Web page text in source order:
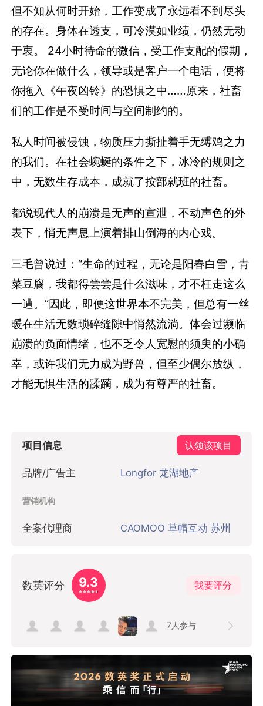
但不知从何时开始，工作变成了永远看不到尽头
的存在。身体在透支，可冷漠如业绩，仍然无动
于衷。 24小时待命的微信，受工作支配的假期，
无论你在做什么，领导或是客户一个电话，便将
你拖入《午夜凶铃》的恐惧之中……原来，社畜
们的工作是不受时间与空间制约的。
私人时间被侵蚀，物质压力撕扯着手无缚鸡之力
的我们。在社会蜿蜒的条件之下，冰冷的规则之
中，无数生存成本，成就了按部就班的社畜。
都说现代人的崩溃是无声的宣泄，不动声色的外
表下，悄无声息上演着排山倒海的内心戏。
三毛曾说过：“生命的过程，无论是阳春白雪，青
菜豆腐，我都得尝尝是什么滋味，才不枉走这么
一遭。”因此，即便这世界本不完美，但总有一丝
暖在生活无数琐碎缝隙中悄然流淌。体会过濒临
崩溃的负面情绪，也不乏令人宽慰的须臾的小确
幸，或许我们无力成为野兽，但至少偶尔放纵，
才能无惧生活的蹂躏，成为有尊严的社畜。
项目信息 认领该项目
品牌/广告主 Longfor 龙湖地产
营销机构
全案代理商 CAOMOO 草帽互动 苏州
数英评分 9.3 我要评分
7人参与